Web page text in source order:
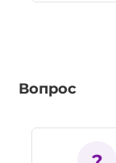
Вопрос